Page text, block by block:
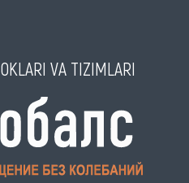
VA TIZIMLARI